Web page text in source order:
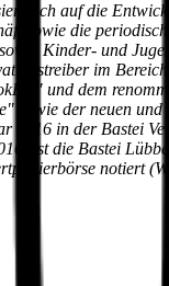
sich auf die
sowie die
Kinder- und
im
und dem
sowie der neuen
in der Bastei
ist die Bastei
notiert